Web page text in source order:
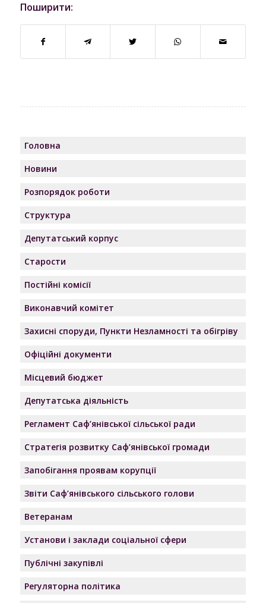
Поширити:
Головна
Новини
Розпорядок роботи
Структура
Депутатський корпус
Старости
Постійні комісії
Виконавчий комітет
Захисні споруди, Пункти Незламності та обігріву
Офіційні документи
Місцевий бюджет
Депутатська діяльність
Регламент Саф’янівської сільської ради
Стратегія розвитку Саф’янівської громади
Запобігання проявам корупції
Звіти Саф’янівського сільського голови
Ветеранам
Установи і заклади соціальної сфери
Публічні закупівлі
Регуляторна політика